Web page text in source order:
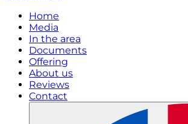
Home
Media
In the area
Documents
Offering
About us
Reviews
Contact